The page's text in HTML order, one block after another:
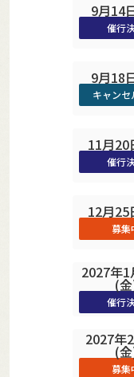
9月14
催行
9月18
キャンセ
11月20
催行
12月25
募集
2027年1
(
催行
2027年
(
募集